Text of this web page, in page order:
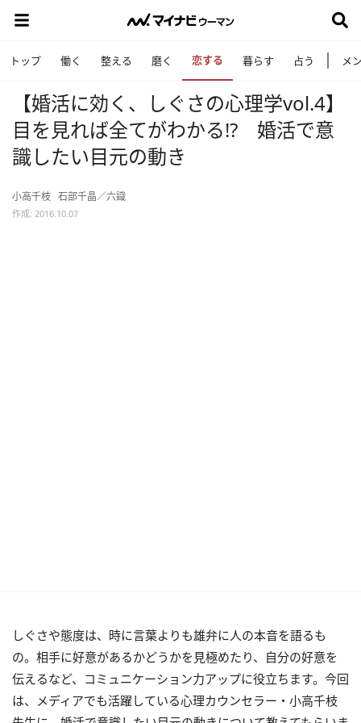
トップ 働く 整える 磨く 恋する 暮らす 占う メ
【婚活に効く、しぐさの心理学vol.4】
目を見れば全てがわかる!? 婚活で意
識したい目元の動き
小高千枝 石部千晶／六識
作成: 2016.10.07
しぐさや態度は、時に言葉よりも雄弁に人の本音を語るも
の。相手に好意があるかどうかを見極めたり、自分の好意を
伝えるなど、コミュニケーション力アップに役立ちます。今回
は、メディアでも活躍している心理カウンセラー・小高千枝